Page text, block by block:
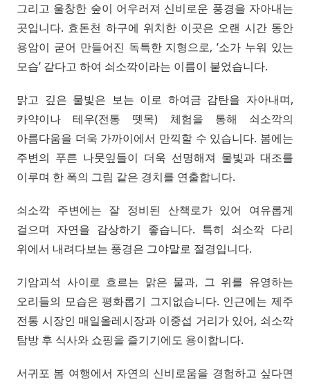
그리고 울창한 숲이 어우러져 신비로운 풍경을 자아내는
곳입니다. 효돈천 하구에 위치한 이곳은 오랜 시간 동안
용암이 굳어 만들어진 독특한 지형으로, ‘소가 누워 있는
모습’ 같다고 하여 쇠소깍이라는 이름이 붙었습니다.
맑고 깊은 물빛은 보는 이로 하여금 감탄을 자아내며,
카약이나 테우(전통 뗏목) 체험을 통해 쇠소깍의
아름다움을 더욱 가까이에서 만끽할 수 있습니다. 봄에는
주변의 푸른 나뭇잎들이 더욱 선명해져 물빛과 대조를
이루며 한 폭의 그림 같은 경치를 연출합니다.
쇠소깍 주변에는 잘 정비된 산책로가 있어 여유롭게
걸으며 자연을 감상하기 좋습니다. 특히 쇠소깍 다리
위에서 내려다보는 풍경은 그야말로 절경입니다.
기암괴석 사이로 흐르는 맑은 물과, 그 위를 유영하는
오리들의 모습은 평화롭기 그지없습니다. 인근에는 제주
전통 시장인 매일올레시장과 이중섭 거리가 있어, 쇠소깍
탐방 후 식사와 쇼핑을 즐기기에도 용이합니다.
서귀포 봄 여행에서 자연의 신비로움을 경험하고 싶다면